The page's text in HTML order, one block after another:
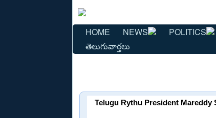
HOME NEWS POLITICS
తెలుగువార్తలు
Telugu Rythu President Mareddy